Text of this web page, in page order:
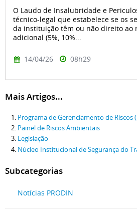
O Laudo de Insalubridade e
técnico-legal que estabelece se os
da instituição têm ou não direito ao
adicional (5%, 10%...
14/04/26 08h29
Mais Artigos...
Programa de Gerenciamento de Riscos
Painel de Riscos Ambientais
Legislação
Núcleo Institucional de Segurança do
Subcategorias
Notícias PRODIN